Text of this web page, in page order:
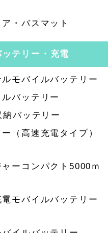
・バスマット
テリー・充電
モバイルバッテリー
バッテリー
バッテリー
（高速充電タイプ）
ーコンパクト5000ｍ
モバイルバッテリー